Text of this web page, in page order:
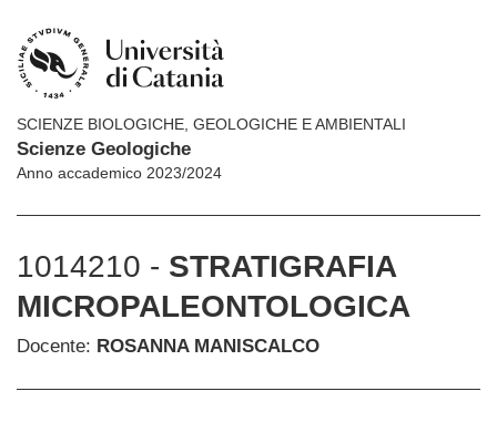
SCIENZE BIOLOGICHE, GEOLOGICHE E AMBIENTALI
Scienze Geologiche
Anno accademico 2023/2024
1014210 - STRATIGRAFIA
MICROPALEONTOLOGICA
Docente: ROSANNA MANISCALCO